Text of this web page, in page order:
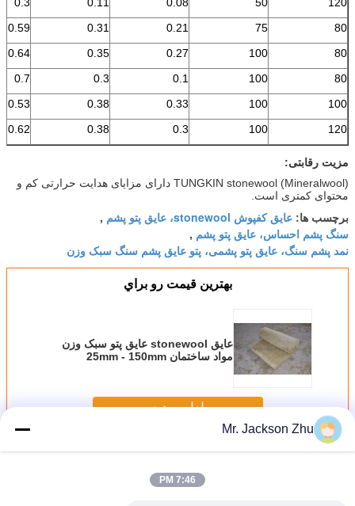
80
75
0.21
0.31
0.59
80
100
0.27
0.35
0.64
80
100
0.1
0.3
0.7
100
100
0.33
0.38
0.53
120
100
0.3
0.38
0.62
مزیت رقابتی:
TUNGKIN stonewool (Mineralwool) دارای مزایای هدایت حرارتی کم و
محتوای کمتری است.
برچسب ها: عایق کفپوش stonewool، عایق پتو پشم ,
سنگ پشم احساس، عایق پتو پشم ,
نمد پشم سنگ، عایق پتو پشمی، پتو عایق پشم سنگ سبک وزن
بهترين قيمت رو براي
عایق stonewool عایق پتو سبک وزن
مواد ساختمان 25mm - 150mm
ادامه هید
بیشStonewool عایق بندی پتو
Mr. Jackson Zhu
7:46 PM